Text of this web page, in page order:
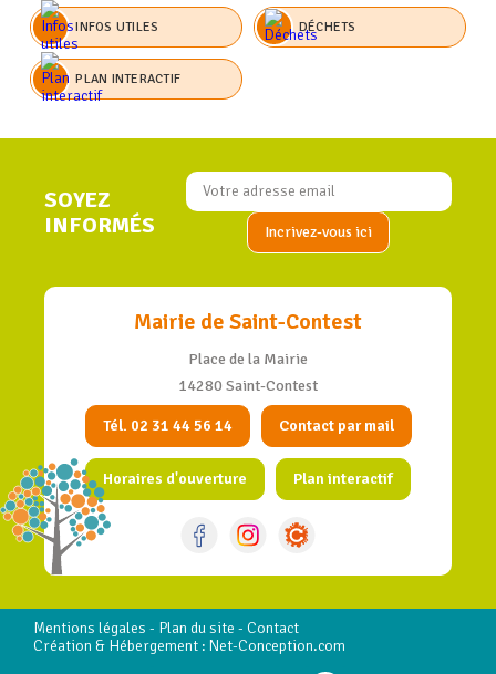
INFOS UTILES DÉCHETS
PLAN INTERACTIF
SOYEZ
INFORMÉS
Mairie de Saint-Contest
Place de la Mairie
14280 Saint-Contest
Tél. 02 31 44 56 14 Contact par mail
Horaires d'ouverture Plan interactif
Mentions légales - Plan du site - Contact
Création & Hébergement : Net-Conception.com